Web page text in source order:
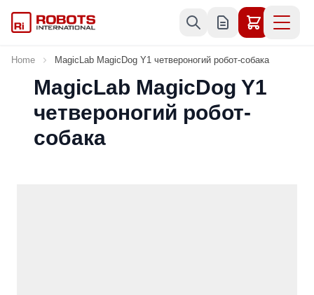
Home MagicLab MagicDog Y1 четвероногий робот-собака
MagicLab MagicDog Y1
четвероногий робот-
собака